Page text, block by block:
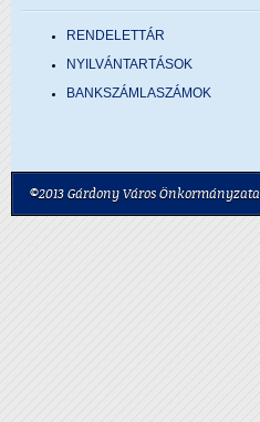
RENDELETTÁR
NYILVÁNTARTÁSOK
BANKSZÁMLASZÁMOK
©2013 Gárdony Város Önkormányzata